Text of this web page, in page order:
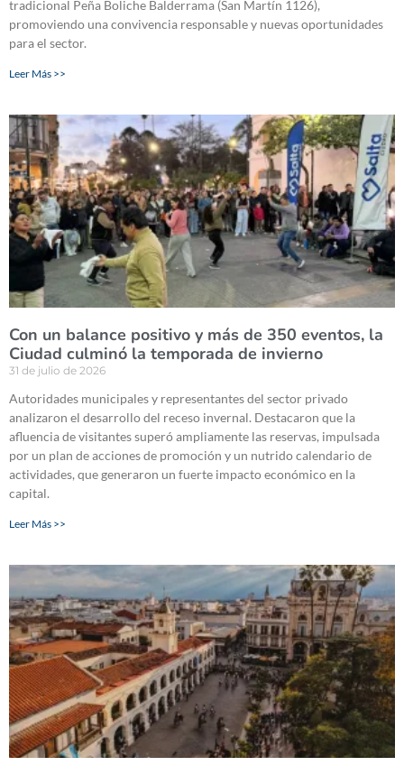
tradicional Peña Boliche Balderrama (San Martín 1126),
promoviendo una convivencia responsable y nuevas oportunidades
para el sector.
Leer Más >>
Con un balance positivo y más de 350 eventos, la
Ciudad culminó la temporada de invierno
31 de julio de 2026
Autoridades municipales y representantes del sector privado
analizaron el desarrollo del receso invernal. Destacaron que la
afluencia de visitantes superó ampliamente las reservas, impulsada
por un plan de acciones de promoción y un nutrido calendario de
actividades, que generaron un fuerte impacto económico en la
capital.
Leer Más >>